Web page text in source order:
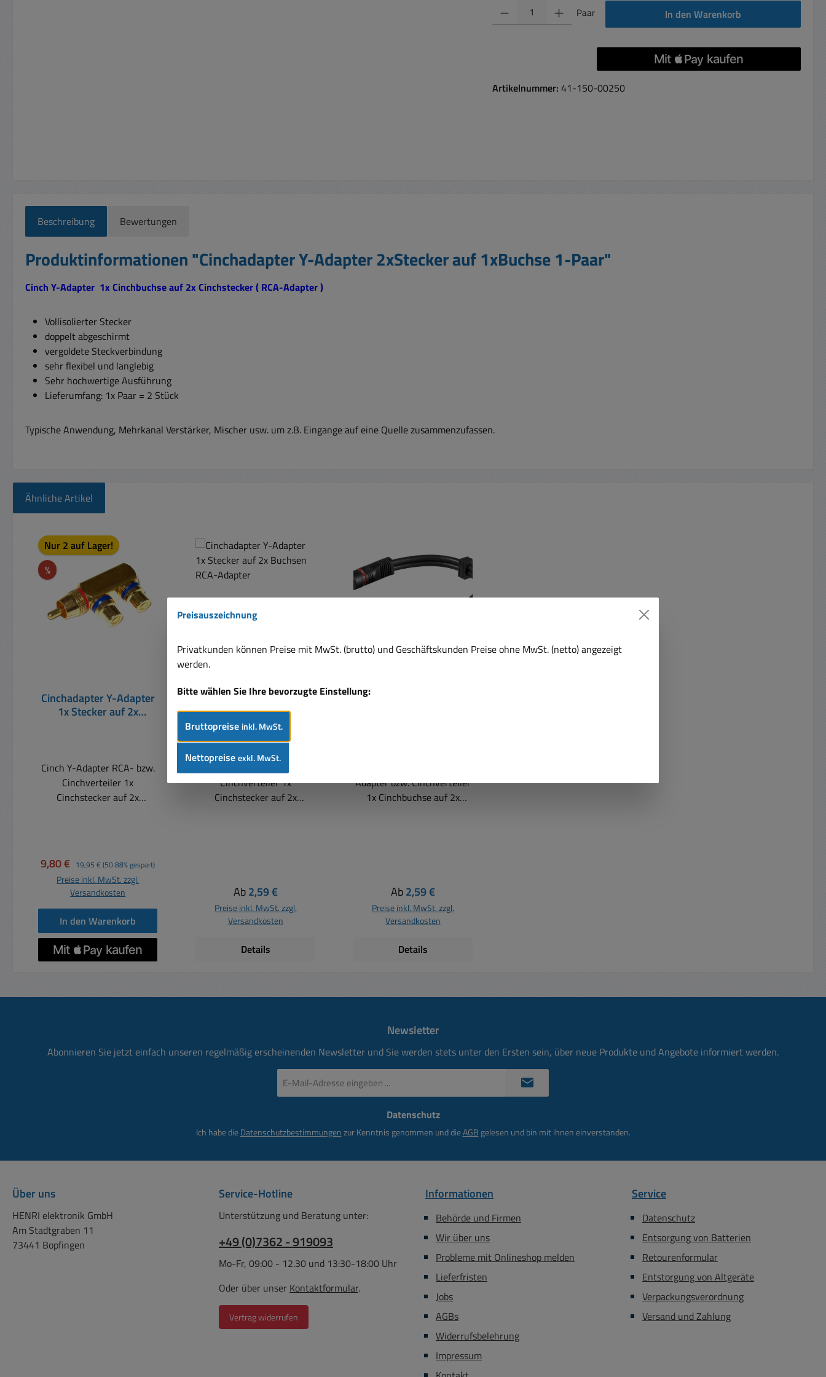
Produkt Anzahl: Gib den gewünschten Wert ein oder benutze die Schaltflächen um die
Paar In den Warenkorb
Artikelnummer: 41-150-00250
Beschreibung Bewertungen
Produktinformationen "Cinchadapter Y-Adapter 2xStecker auf 1xBuchse 1-Paar"
Cinch Y-Adapter 1x Cinchbuchse auf 2x Cinchstecker ( RCA-Adapter )
Vollisolierter Stecker
doppelt abgeschirmt
vergoldete Steckverbindung
sehr flexibel und langlebig
Sehr hochwertige Ausführung
Lieferumfang: 1x Paar = 2 Stück
Typische Anwendung, Mehrkanal Verstärker, Mischer usw. um z.B. Eingange auf eine Quelle zusammenzufassen.
Ähnliche Artikel
Produktgalerie überspringen
Nur 2 auf Lager!
%Rabatt
Cinchadapter Y-Adapter
1x Stecker auf 2x
Cinch Y-Adapter RCA- bzw.
Cinchverteiler 1x
Cinchstecker auf 2x
Adapter 1x Stecker auf 2x
Buchsen Metalladapter L:
48mm Korpus: 12x24mm
Verkaufspreis:
9,80 € Regulärer Preis:
19,95 € (50.88% gespart)
Preise inkl. MwSt. zzgl.
Versandkosten
In den Warenkorb
Cinchadapter Y-Adapter
1x Stecker auf 2x
Buchsen RCA-Adapter
Cinch Y-Adapter RCA- bzw.
Cinchverteiler 1x
Cinchstecker auf 2x
Stecker auf 2 Cinch-
Kupplung vergoldet ( Gold
plated )
Regulärer Preis:
Ab2,59 €
Preise inkl. MwSt. zzgl.
Versandkosten
Details
Cinchadapter Y-Adapter
Adapter bzw. Cinchverteiler
1x Cinchbuchse auf 2x
vergoldet ( Gold plated )
Regulärer Preis:
Ab2,59 €
Preise inkl. MwSt. zzgl.
Versandkosten
Details
Newsletter
Abonnieren Sie jetzt einfach unseren regelmäßig erscheinenden Newsletter und Sie werden stets unter den Ersten sein, über neue Produkte und Angebote informiert werden.
Mail-
Datenschutz
Ich habe dieDatenschutzbestimmungenzur Kenntnis genommen und dieAGB gelesen und bin mit ihnen einverstanden.
Über uns
HENRI elektronik GmbH
Am Stadtgraben 11
73441 Bopfingen
Service-Hotline
Unterstützung und Beratung unter:
+49 (0)7362 - 919093
Mo-Fr, 09:00 - 12.30 und 13:30-18:00 Uhr
Oder über unser Kontaktformular.
Vertrag widerrufen
Informationen
Behörde und Firmen
Wir über uns
Probleme mit Onlineshop melden
Lieferfristen
Jobs
AGBs
Widerrufsbelehrung
Impressum
Service
Datenschutz
Entsorgung von Batterien
Retourenformular
Entstorgung von Altgeräte
Verpackungsverordnung
Versand und Zahlung
Preisauszeichnung
Privatkunden können Preise mit MwSt. (brutto) und Geschäftskunden Preise ohne MwSt. (netto) angezeigt
werden.
Bitte wählen Sie Ihre bevorzugte Einstellung:
Bruttopreise inkl. MwSt.
Nettopreiseexkl. MwSt.